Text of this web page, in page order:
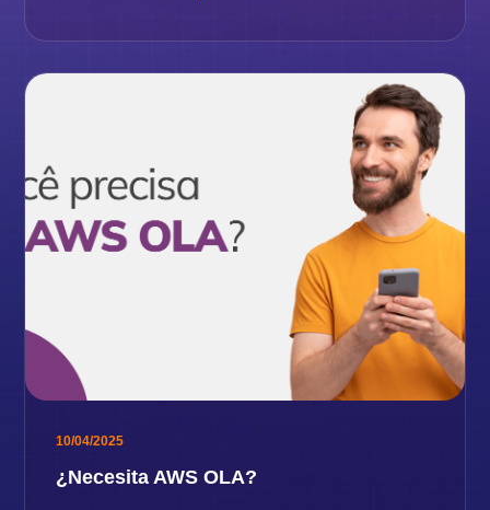
10/04/2025
¿Necesita AWS OLA?